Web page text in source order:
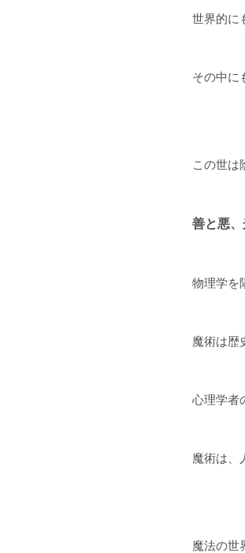
世界的に
その中に
この世は
善と悪
物理学を
魔術は歴
心理学者
魔術は、
魔法の世